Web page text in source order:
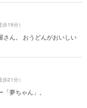
歩19分）
さん。 おうどんがおいしい
歩21分）
夢ちゃん」。